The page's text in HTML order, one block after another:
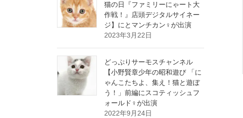
猫の日『ファミリーにゃート大
作戦！』店頭デジタルサイネー
ジ】にとマンチカン♀が出演
2023年3月22日
どっぷりサーモスチャンネル
【小野賢章少年の昭和遊び 「に
ゃんこたちよ、集え！猫と遊ぼ
う！」前編にスコティッシュフ
ォールド♀が出演
2022年9月24日